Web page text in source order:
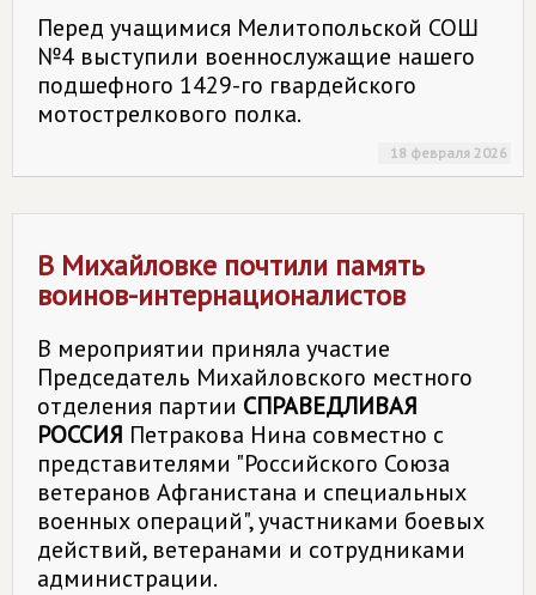
Перед учащимися Мелитопольской СОШ
№4 выступили военнослужащие нашего
подшефного 1429-го гвардейского
мотострелкового полка.
18 февраля 2026
В Михайловке почтили память
воинов-интернационалистов
В мероприятии приняла участие
Председатель Михайловского местного
отделения партии СПРАВЕДЛИВАЯ
РОССИЯ Петракова Нина совместно с
представителями "Российского Союза
ветеранов Афганистана и специальных
военных операций", участниками боевых
действий, ветеранами и сотрудниками
администрации.